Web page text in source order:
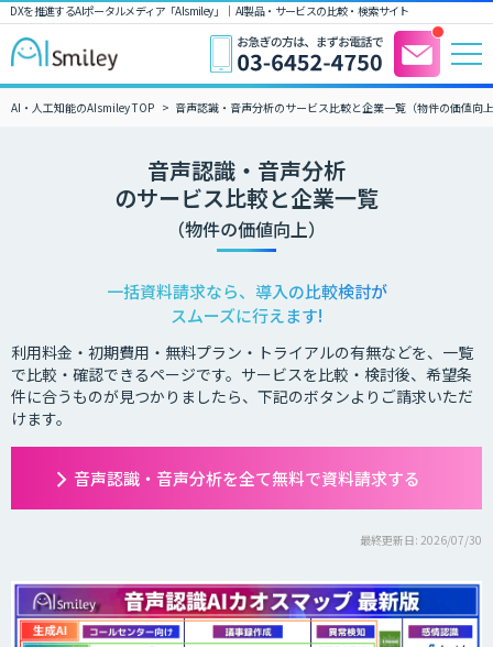
DXを推進するAIポータルメディア「AIsmiley」｜ AI製品・サービスの比較・検索サイト
AI・人工知能のAIsmiley TOP 音声認識・音声分析のサービス比較と企業一覧（物件の価値向
音声認識・音声分析
のサービス比較と企業一覧
（物件の価値向上）
一括資料請求なら、導入の比較検討が
スムーズに行えます!
利用料金・初期費用・無料プラン・トライアルの有無などを、一覧
で比較・確認できるページです。サービスを比較・検討後、希望条
件に合うものが見つかりましたら、下記のボタンよりご請求いただ
けます。
音声認識・音声分析を全て無料で資料請求する
最終更新日: 2026/07/30